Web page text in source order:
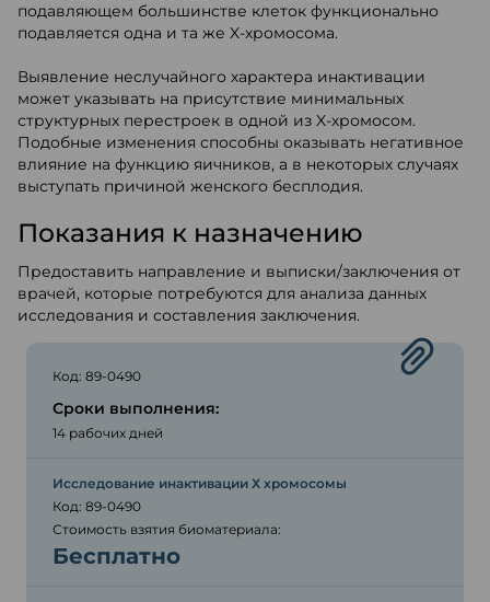
подавляющем большинстве клеток функционально
подавляется одна и та же X-хромосома.
Выявление неслучайного характера инактивации
может указывать на присутствие минимальных
структурных перестроек в одной из X-хромосом.
Подобные изменения способны оказывать негативное
влияние на функцию яичников, а в некоторых случаях
выступать причиной женского бесплодия.
Показания к назначению
Предоставить направление и выписки/заключения от
врачей, которые потребуются для анализа данных
исследования и составления заключения.
Код: 89-0490
Сроки выполнения:
14 рабочих дней
Исследование инактивации Х хромосомы
Код: 89-0490
Стоимость взятия биоматериала:
Бесплатно